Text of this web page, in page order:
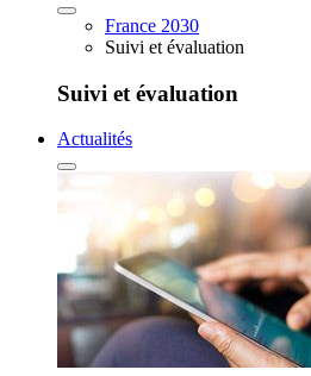
France 2030
Suivi et évaluation
Suivi et évaluation
Actualités